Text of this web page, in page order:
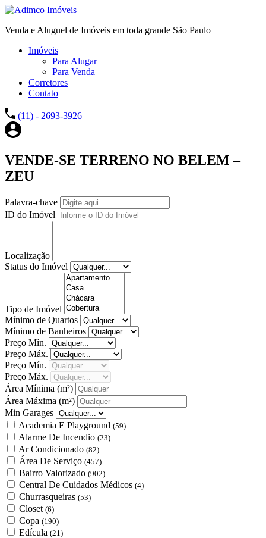
Venda e Aluguel de Imóveis em toda grande São Paulo
Imóveis
Para Alugar
Para Venda
Corretores
Contato
(11) - 2693-3926
VENDE-SE TERRENO NO BELEM –
ZEU
Palavra-chave
ID do Imóvel
Localização
Status do Imóvel
Tipo de Imóvel
Mínimo de Quartos
Mínimo de Banheiros
Preço Mín.
Preço Máx.
Preço Mín.
Preço Máx.
Área Mínima (m²)
Área Máxima (m²)
Min Garages
Academia E Playground (59)
Alarme De Incendio (23)
Ar Condicionado (82)
Área De Serviço (457)
Bairro Valorizado (902)
Central De Cuidados Médicos (4)
Churrasqueiras (53)
Closet (6)
Copa (190)
Edícula (21)